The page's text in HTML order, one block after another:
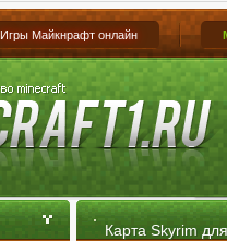
Игры Майкнрафт онлайн
Карта Skyrim